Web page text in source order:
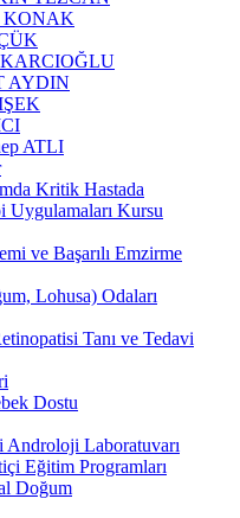
KONAK
KARCIOĞLU
AYDIN
ATLI
Kritik Hastada
Uygulamaları Kursu
ve Başarılı Emzirme
Lohusa) Odaları
Tanı ve Tedavi
Dostu
Laboratuvarı
Eğitim Programları
Doğum